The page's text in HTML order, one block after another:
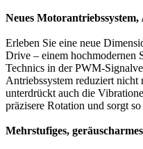
Neues
Erleben Sie eine neue
Drive – einem hochmodernen
Technics in der PWM-
Antriebssystem reduziert
unterdrückt auch die
präzisere Rotation und sorgt
Mehrstufiges,